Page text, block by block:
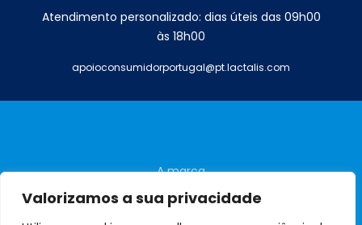
Valorizamos a sua privacidade
Atendimento personalizado: dias úteis das 09h00
às 18h00
apoioconsumidorportugal@pt.lactalis.com
A marca
Perguntas frequentes
Contactos